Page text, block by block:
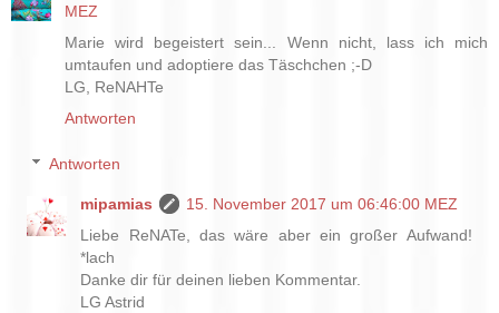
MEZ
Marie wird begeistert sein... Wenn nicht, lass ich mich
umtaufen und adoptiere das Täschchen ;-D
LG, ReNAHTe
Antworten
Antworten
mipamias
15. November 2017 um 06:46:00 MEZ
Liebe ReNATe, das wäre aber ein großer Aufwand!
*lach
Danke dir für deinen lieben Kommentar.
LG Astrid